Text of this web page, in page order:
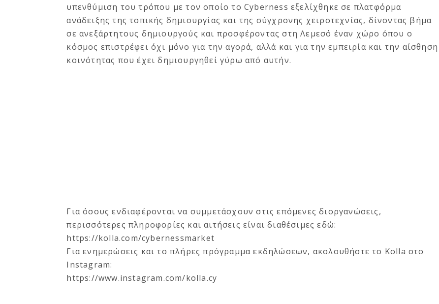
υπενθύμιση του τρόπου με τον οποίο το Cyberness εξελίχθηκε σε πλατφόρμα
ανάδειξης της τοπικής δημιουργίας και της σύγχρονης χειροτεχνίας, δίνοντας βήμα
σε ανεξάρτητους δημιουργούς και προσφέροντας στη Λεμεσό έναν χώρο όπου ο
κόσμος επιστρέφει όχι μόνο για την αγορά, αλλά και για την εμπειρία και την αίσθηση
κοινότητας που έχει δημιουργηθεί γύρω από αυτήν.
Για όσους ενδιαφέρονται να συμμετάσχουν στις επόμενες διοργανώσεις,
περισσότερες πληροφορίες και αιτήσεις είναι διαθέσιμες εδώ:
https://kolla.com/cybernessmarket
Για ενημερώσεις και το πλήρες πρόγραμμα εκδηλώσεων, ακολουθήστε το Kolla στο
Instagram:
https://www.instagram.com/kolla.cy